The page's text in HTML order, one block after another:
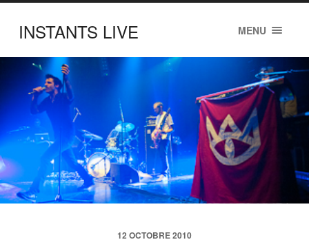
INSTANTS LIVE MENU
12 OCTOBRE 2010